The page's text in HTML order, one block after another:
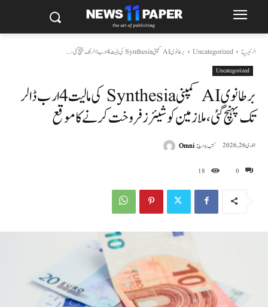
الرئيسية Uncategorized برطانوی AI کمپنی Synthesia کی مالیت 4 ارب ڈالر تک پہنچ گئی،...
Uncategorized
برطانوی AI کمپنی Synthesia کی مالیت 4 ارب ڈالر
تک پہنچ گئی، ملازمین کو شیئرز فروخت کرنے کا موقع
0
18
جنوری 26, 2026 كتب بواسطةOmni